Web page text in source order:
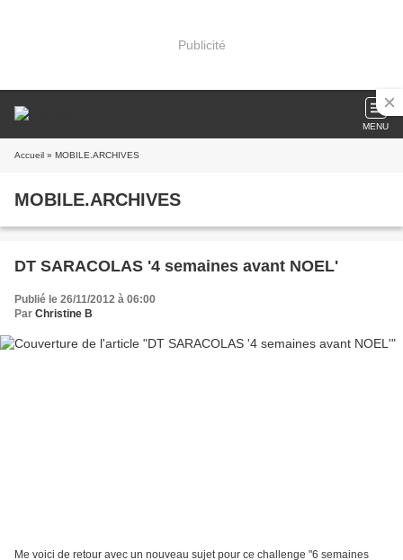
Publicité
MENU
Accueil » MOBILE.ARCHIVES
MOBILE.ARCHIVES
DT SARACOLAS '4 semaines avant NOEL'
Publié le 26/11/2012 à 06:00
Par Christine B
Me voici de retour avec un nouveau sujet pour ce challenge "6 semaines